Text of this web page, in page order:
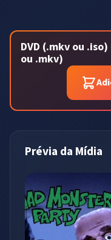
DVD (.mkv ou
ou .mkv)
Prévia da Mídia